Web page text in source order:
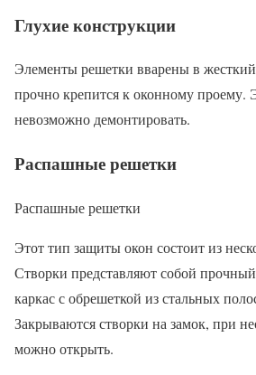
Глухие конструкции
Элементы решетки вварены в
прочно крепится к оконному проему.
невозможно демонтировать.
Распашные решетки
Распашные решетки
Этот тип защиты окон состоит из
Створки представляют собой
каркас с обрешеткой из стальных
Закрываются створки на замок, при
можно открыть.